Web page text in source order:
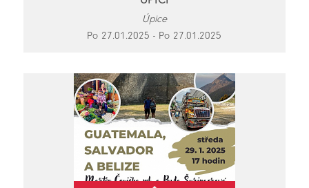
Úpice
Po 27.01.2025 - Po 27.01.2025